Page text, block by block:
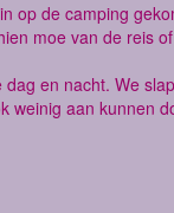
op de camping
moe van de reis
en nacht. We
weinig aan kunnen